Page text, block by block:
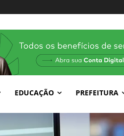
EDUCAÇÃO PREFEITURA